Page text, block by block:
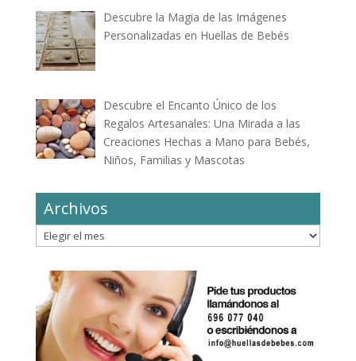
Descubre la Magia de las Imágenes
Personalizadas en Huellas de Bebés
Descubre el Encanto Único de los
Regalos Artesanales: Una Mirada a las
Creaciones Hechas a Mano para Bebés,
Niños, Familias y Mascotas
Archivos
Archivos